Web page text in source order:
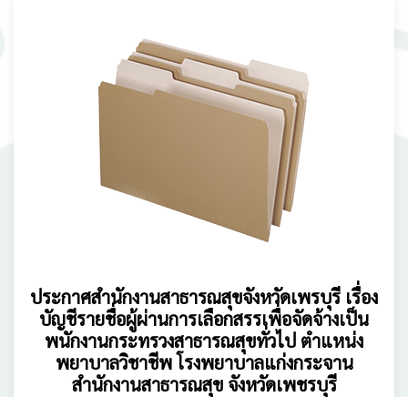
ประกาศสำนักงานสาธารณสุขจังหวัดเพรบุรี เรื่อง
บัญชีรายชื่อผู้ผ่านการเลือกสรรเพื่อจัดจ้างเป็น
พนักงานกระทรวงสาธารณสุขทั่วไป ตำแหน่ง
พยาบาลวิชาชีพ โรงพยาบาลแก่งกระจาน
สำนักงานสาธารณสุข จังหวัดเพชรบุรี